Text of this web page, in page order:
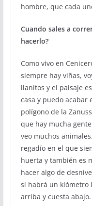
hombre, que cada
Cuando sales a
hacerlo?
Como vivo en
siempre hay viñas,
llanitos y el paisaje
casa y puedo acabar
polígono de la
que hay mucha
veo muchos
regadío en el que
huerta y también es
hacer algo de
si habrá un klómetro
arriba y cuesta abajo.